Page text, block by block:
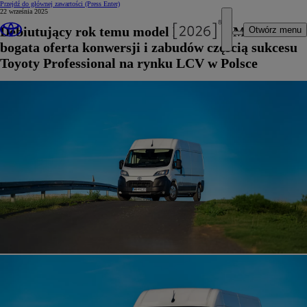
Przejdź do głównej zawartości (Press Enter)
Otwórz menu
22 września 2025
Debiutujący rok temu model PROACE MAX oraz
bogata oferta konwersji i zabudów częścią sukcesu
Toyoty Professional na rynku LCV w Polsce